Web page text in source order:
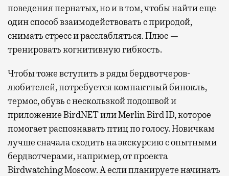
поведения пернатых, но и в том, чтобы найти еще
один способ взаимодействовать с природой,
снимать стресс и расслабляться. Плюс —
тренировать когнитивную гибкость.
Чтобы тоже вступить в ряды бердвотчеров-
любителей, потребуется компактный бинокль,
термос, обувь с нескользкой подошвой и
приложение BirdNET или Merlin Bird ID, которое
помогает распознавать птиц по голосу. Новичкам
лучше сначала сходить на экскурсию с опытными
бердвотчерами, например, от проекта
Birdwatching Moscow. А если планируете начинать